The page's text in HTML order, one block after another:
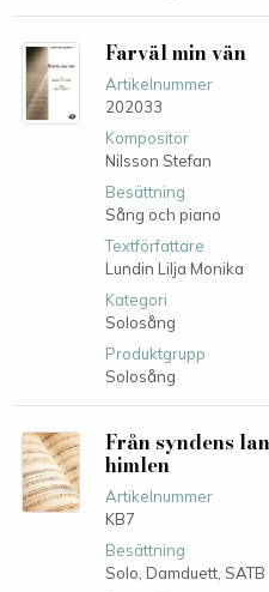
Farväl min vän
Artikelnummer
202033
Kompositör
Nilsson Stefan
Besättning
Sång och piano
Textförfattare
Lundin Lilja Monika
Kategori
Solosång
Produktgrupp
Solosång
Från syndens
himlen
Artikelnummer
KB7
Besättning
Solo, Damduett, SATB